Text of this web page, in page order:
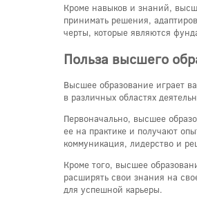
Кроме навыков и знаний,
принимать решения,
черты, которые являются
Польза высшего
Высшее образование играет
в различных областях
Первоначально, высшее
ее на практике и получают
коммуникация, лидерство и
Кроме того, высшее
расширять свои знания на
для успешной карьеры.